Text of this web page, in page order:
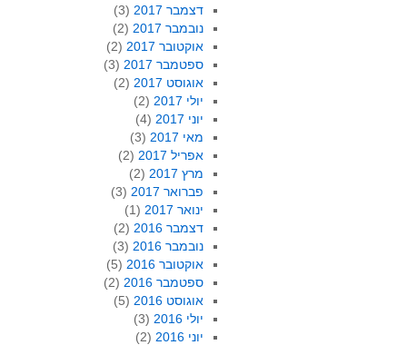
דצמבר 2017
(3)
נובמבר 2017
(2)
אוקטובר 2017
(2)
ספטמבר 2017
(3)
אוגוסט 2017
(2)
יולי 2017
(2)
יוני 2017
(4)
מאי 2017
(3)
אפריל 2017
(2)
מרץ 2017
(2)
פברואר 2017
(3)
ינואר 2017
(1)
דצמבר 2016
(2)
נובמבר 2016
(3)
אוקטובר 2016
(5)
ספטמבר 2016
(2)
אוגוסט 2016
(5)
יולי 2016
(3)
יוני 2016
(2)